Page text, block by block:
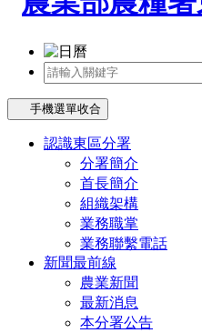
手機選單收合
認識東區分署
分署簡介
首長簡介
組織架構
業務職掌
業務聯繫電話
新聞最前線
農業新聞
最新消息
本分署公告